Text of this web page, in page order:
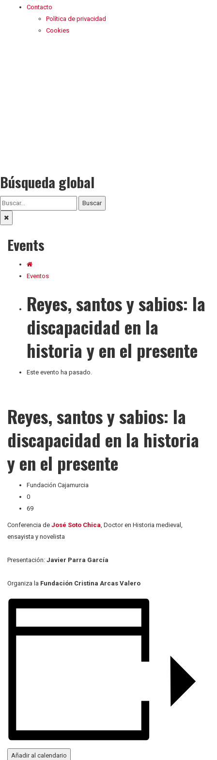
Contacto
Política de privacidad
Cookies
Búsqueda global
Buscar
Events
Eventos
Reyes, santos y sabios: la
discapacidad en la
historia y en el presente
Este evento ha pasado.
Reyes, santos y sabios: la
discapacidad en la historia
y en el presente
Fundación Cajamurcia
0
69
Conferencia de José Soto Chica, Doctor en Historia medieval,
ensayista y novelista
Presentación: Javier Parra García
Organiza la Fundación Cristina Arcas Valero
Añadir al calendario